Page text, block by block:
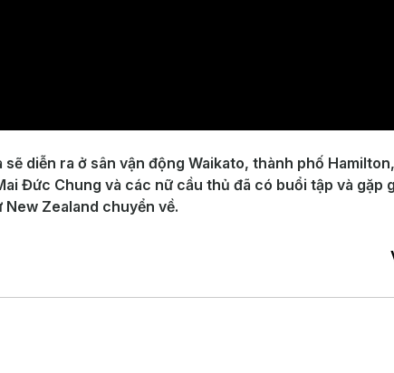
diễn ra ở sân vận động Waikato, thành phố
Đức Chung và các nữ cầu thủ đã có buổi tập và gặp
Zealand chuyển về.